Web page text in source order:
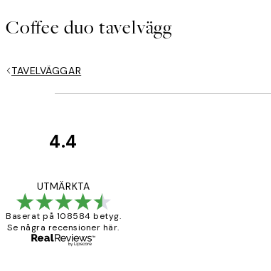
Coffee duo tavelvägg
TAVELVÄGGAR
4.4
UTMÄRKTA
Baserat på 108584 betyg.
Se några recensioner här.